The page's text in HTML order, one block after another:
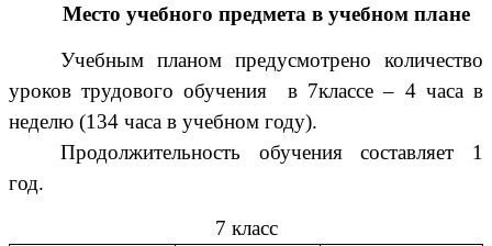
Место учебного предмета в учебном плане
Учебным планом предусмотрено количество
уроков трудового обучения в 7классе – 4 часа в
неделю (134 часа в учебном году).
Продолжительность обучения составляет 1
год.
7 класс